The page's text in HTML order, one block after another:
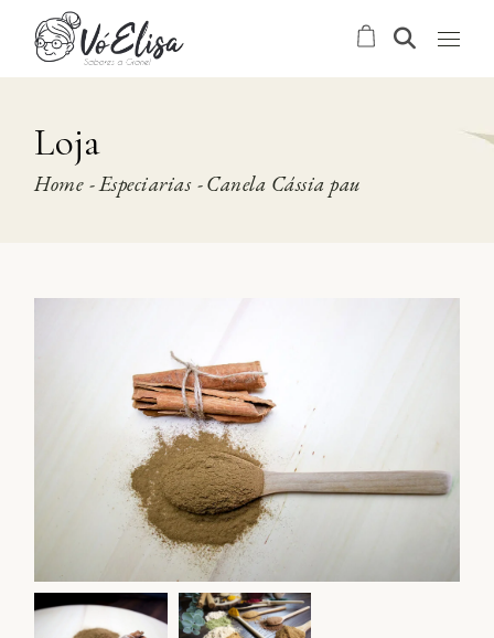
content
Loja
Home Especiarias Canela Cássia pau